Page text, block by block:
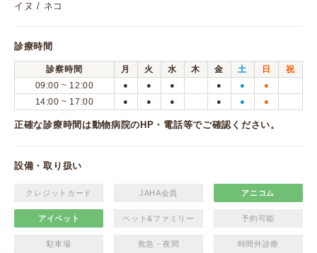
イヌ / ネコ
診療時間
診察時間 月 火 水 木 金 土 日
祝
09:00 ~ 12:00
● ● ● ● ● ●
14:00 ~ 17:00 ● ● ● ● ● ●
正確な診療時間は動物病院のHP・電話等でご確認ください。
設備・取り扱い
クレジットカード JAHA会員 アニコム
アイペット ペット&ファミリー 予約可能
駐車場 救急・夜間 時間外診療